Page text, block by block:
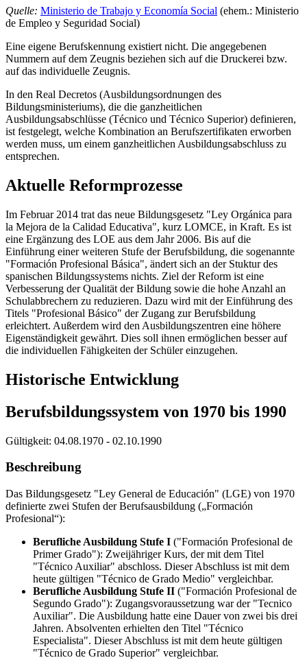
Quelle: Ministerio de Trabajo y Economía Social (ehem.: Ministerio
de Empleo y Seguridad Social)
Eine eigene Berufskennung existiert nicht. Die angegebenen
Nummern auf dem Zeugnis beziehen sich auf die Druckerei bzw.
auf das individuelle Zeugnis.
In den Real Decretos (Ausbildungsordnungen des
Bildungsministeriums), die die ganzheitlichen
Ausbildungsabschlüsse (Técnico und Técnico Superior) definieren,
ist festgelegt, welche Kombination an Berufszertifikaten erworben
werden muss, um einem ganzheitlichen Ausbildungsabschluss zu
entsprechen.
Aktuelle Reformprozesse
Im Februar 2014 trat das neue Bildungsgesetz "Ley Orgánica para
la Mejora de la Calidad Educativa", kurz LOMCE, in Kraft. Es ist
eine Ergänzung des LOE aus dem Jahr 2006. Bis auf die
Einführung einer weiteren Stufe der Berufsbildung, die sogenannte
"Formación Profesional Básica", ändert sich an der Stuktur des
spanischen Bildungssystems nichts. Ziel der Reform ist eine
Verbesserung der Qualität der Bildung sowie die hohe Anzahl an
Schulabbrechern zu reduzieren. Dazu wird mit der Einführung des
Titels "Profesional Básico" der Zugang zur Berufsbildung
erleichtert. Außerdem wird den Ausbildungszentren eine höhere
Eigenständigkeit gewährt. Dies soll ihnen ermöglichen besser auf
die individuellen Fähigkeiten der Schüler einzugehen.
Historische Entwicklung
Berufsbildungssystem von 1970 bis 1990
Gültigkeit: 04.08.1970 - 02.10.1990
Beschreibung
Das Bildungsgesetz "Ley General de Educación" (LGE) von 1970
definierte zwei Stufen der Berufsausbildung („Formación
Profesional“):
Berufliche Ausbildung Stufe I ("Formación Profesional de
Primer Grado"): Zweijähriger Kurs, der mit dem Titel
"Técnico Auxiliar" abschloss. Dieser Abschluss ist mit dem
heute gültigen "Técnico de Grado Medio" vergleichbar.
Berufliche Ausbildung Stufe II ("Formación Profesional de
Segundo Grado"): Zugangsvoraussetzung war der "Tecnico
Auxiliar". Die Ausbildung hatte eine Dauer von zwei bis drei
Jahren. Absolventen erhielten den Titel "Técnico
Especialista". Dieser Abschluss ist mit dem heute gültigen
"Técnico de Grado Superior" vergleichbar.